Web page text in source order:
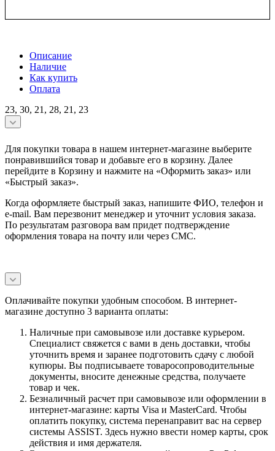
Описание
Наличие
Как купить
Оплата
23, 30, 21, 28, 21, 23
Для покупки товара в нашем интернет-магазине выберите
понравившийся товар и добавьте его в корзину. Далее
перейдите в Корзину и нажмите на «Оформить заказ» или
«Быстрый заказ».
Когда оформляете быстрый заказ, напишите ФИО, телефон и
e-mail. Вам перезвонит менеджер и уточнит условия заказа.
По результатам разговора вам придет подтверждение
оформления товара на почту или через СМС.
Оплачивайте покупки удобным способом. В интернет-
магазине доступно 3 варианта оплаты:
Наличные при самовывозе или доставке курьером.
Специалист свяжется с вами в день доставки, чтобы
уточнить время и заранее подготовить сдачу с любой
купюры. Вы подписываете товаросопроводительные
документы, вносите денежные средства, получаете
товар и чек.
Безналичный расчет при самовывозе или оформлении в
интернет-магазине: карты Visa и MasterCard. Чтобы
оплатить покупку, система перенаправит вас на сервер
системы ASSIST. Здесь нужно ввести номер карты, срок
действия и имя держателя.